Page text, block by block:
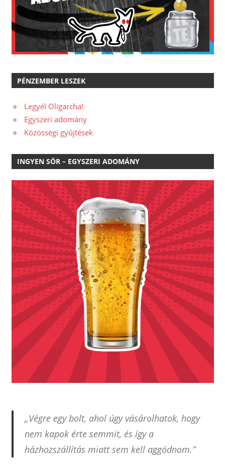
PÉNZEMBER LESZEK
Legyél Oligarcha!
Egyszeri adomány
Közösségi gyűjtések
INGYEN SÖR – EGYSZERI ADOMÁNY
„Végre egy bolt, ahol úgy vásárolhatok, hogy
nem kapok érte semmit, és így a
házhozszállítás miatt sem kell aggódnom.”